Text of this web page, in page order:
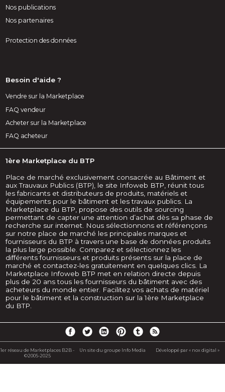
Nos publications
Nos partenaires
Protection des données
Besoin d'aide ?
Vendre sur la Marketplace
FAQ vendeur
Acheter sur la Marketplace
FAQ acheteur
1ère Marketplace du BTP
Place de marché exclusivement consacrée au Bâtiment et
aux Trauvaux Publics (BTP), le site Infoweb BTP, réunit tous
les fabricants et distributeurs de produits, matériels et
équipements pour le bâtiment et les travaux publics. La
Marketplace du BTP, propose des outils de sourcing
permettant de capter une attention d’achat dès sa phase de
recherche sur internet. Nous sélectionnons et référençons
sur notre place de marché les principales marques et
fournisseurs du BTP à travers une base de données produits
la plus large possible. Comparez et sélectionnez les
différents fournisseurs et produits présents sur la place de
marché et contactez-les gratuitement en quelques clics. La
Marketplace Infoweb BTP met en relation directe depuis
plus de 20 ans tous les fournisseurs du bâtiment avec des
acheteurs du monde entier. Facilitez vos achats de matériel
pour le bâtiment et la construction sur la 1ère Marketplace
du BTP.
1er réseau de Marketplaces B2B -
©2005-2025
Un site du groupe Info Media Développé par « nox digital »